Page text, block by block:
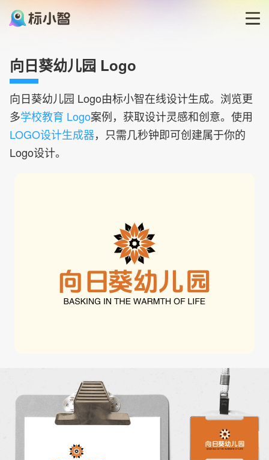
LOGO生成器
LOGO模板
向日葵幼儿园 Logo
向日葵幼儿园 Logo由标小智在线设计生成。浏览更
多学校教育 Logo案例，获取设计灵感和创意。使用
LOGO设计生成器，只需几秒钟即可创建属于你的
Logo设计。